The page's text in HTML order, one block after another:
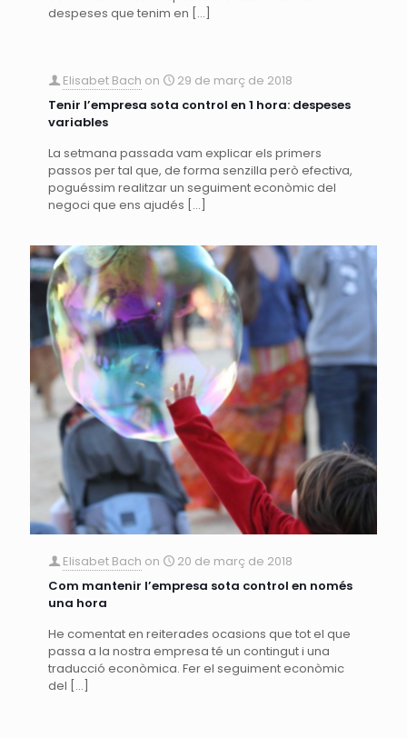
despeses que tenim en […]
Elisabet Bach on
29 de març de 2018
Tenir l’empresa sota control en 1 hora: despeses
variables
La setmana passada vam explicar els primers
passos per tal que, de forma senzilla però efectiva,
poguéssim realitzar un seguiment econòmic del
negoci que ens ajudés […]
Elisabet Bach on
20 de març de 2018
Com mantenir l’empresa sota control en només
una hora
He comentat en reiterades ocasions que tot el que
passa a la nostra empresa té un contingut i una
traducció econòmica. Fer el seguiment econòmic
del […]